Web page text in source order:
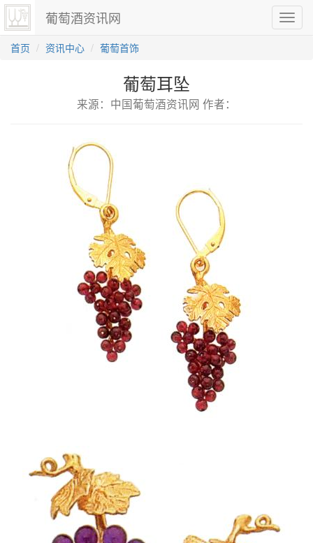
切
换
葡萄酒资讯网
首页 资讯中心 葡萄首饰
葡萄耳坠
来源：中国葡萄酒资讯网 作者：